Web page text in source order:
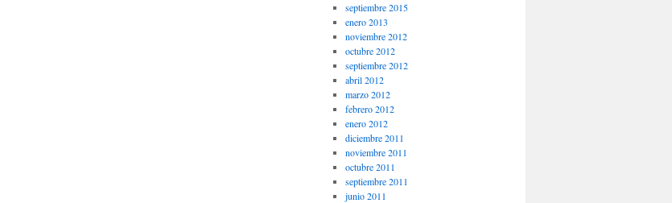
septiembre 2015
enero 2013
noviembre 2012
octubre 2012
septiembre 2012
abril 2012
marzo 2012
febrero 2012
enero 2012
diciembre 2011
noviembre 2011
octubre 2011
septiembre 2011
junio 2011